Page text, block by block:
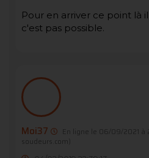
Pour en arriver ce point là
c'est pas possible.
Moi37 En ligne le 06/09/2021 à
soudeurs.com)